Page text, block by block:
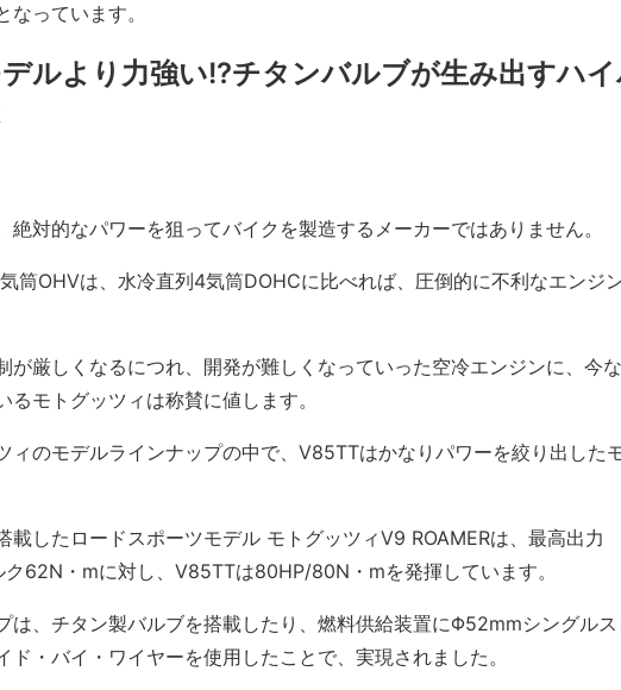
なっています。
ルより力強い!?チタンバルブが生み出すハ
絶対的なパワーを狙ってバイクを製造するメーカーではありません。
筒OHVは、水冷直列4気筒DOHCに比べれば、圧倒的に不利なエンジ
が厳しくなるにつれ、開発が難しくなっていった空冷エンジンに、今
るモトグッツィは称賛に値します。
ィのモデルラインナップの中で、V85TTはかなりパワーを絞り出した
載したロードスポーツモデル モトグッツィV9 ROAMERは、最高出力
62N・mに対し、V85TTは80HP/80N・mを発揮しています。
は、チタン製バルブを搭載したり、燃料供給装置にΦ52mmシングルス
ド・バイ・ワイヤーを使用したことで、実現されました。